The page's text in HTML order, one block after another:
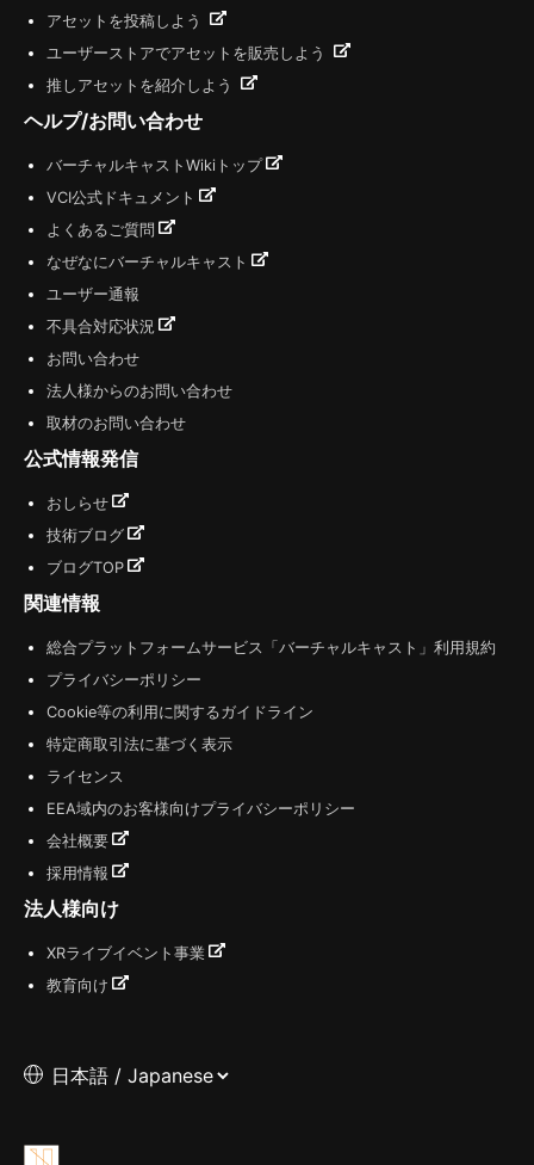
アセットを投稿しよう
ユーザーストアでアセットを販売しよう
推しアセットを紹介しよう
ヘルプ/お問い合わせ
バーチャルキャストWikiトップ
VCI公式ドキュメント
よくあるご質問
なぜなにバーチャルキャスト
ユーザー通報
不具合対応状況
お問い合わせ
法人様からのお問い合わせ
取材のお問い合わせ
公式情報発信
おしらせ
技術ブログ
ブログTOP
関連情報
総合プラットフォームサービス「バーチャルキャスト」利用規約
プライバシーポリシー
Cookie等の利用に関するガイドライン
特定商取引法に基づく表示
ライセンス
EEA域内のお客様向けプライバシーポリシー
会社概要
採用情報
法人様向け
XRライブイベント事業
教育向け